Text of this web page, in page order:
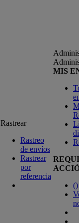
Rastrear
Rastreo
de envíos
Rastrear
por
referencia
MIS
()